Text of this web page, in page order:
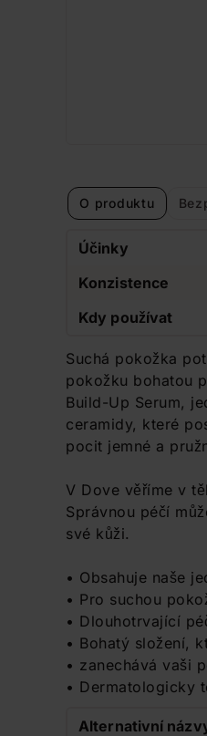
O produktu
Účinky
Konzistence
Kdy používat
Suchá pokožka
pokožku bohatou
Build-Up Serum,
ceramidy, které
pocit jemné a
V Dove věříme v
Správnou péčí
své kůži.
• Obsahuje naše
• Pro suchou
• Dlouhotrvající
• Bohatý složení,
• zanechává vaši
• Dermatologicky
Alternativní